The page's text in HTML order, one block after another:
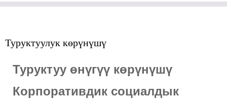
Туруктуулук көрүнүшү
Туруктуу өнүгүү көрүнүшү
Корпоративдик социалдык